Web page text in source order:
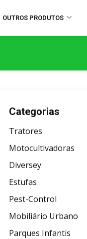
OUTROS PRODUTOS
Categorias
Tratores
Motocultivadoras
Diversey
Estufas
Pest-Control
Mobiliário Urbano
Parques Infantis